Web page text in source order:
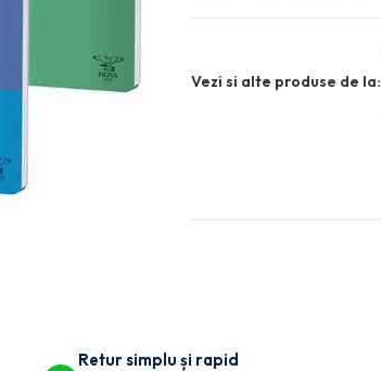
Vezi si alte produse de la:
Retur simplu și rapid